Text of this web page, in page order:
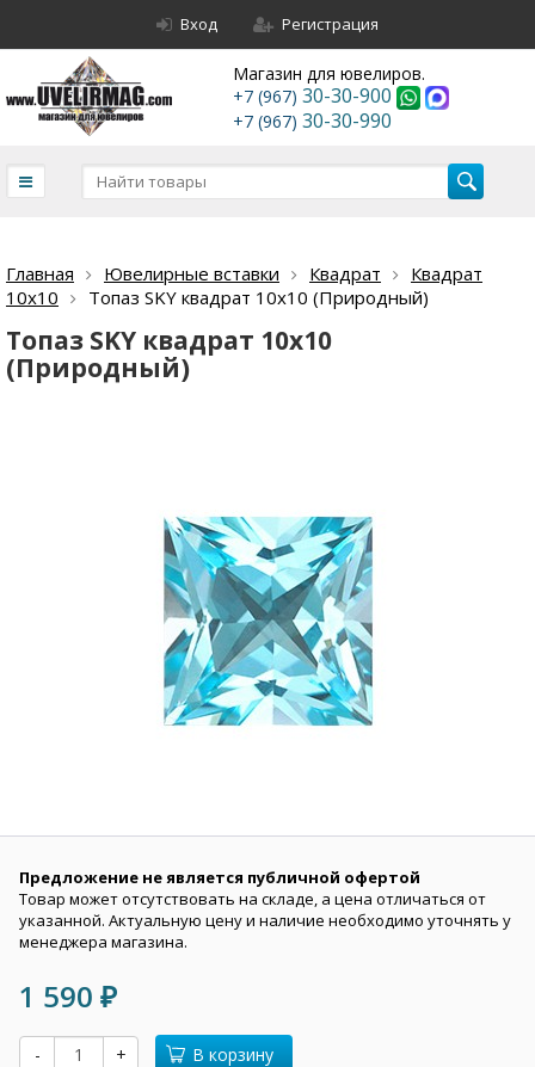
Вход Регистрация
Магазин для ювелиров.
+7 (967) 30-30-900
+7 (967) 30-30-990
Главная Ювелирные вставки Квадрат
Квадрат
10х10
Топаз SKY квадрат 10х10 (Природный)
Топаз SKY квадрат 10х10
(Природный)
Предложение не является публичной офертой
Товар может отсутствовать на складе, а цена отличаться от
указанной. Актуальную цену и наличие необходимо уточнять у
менеджера магазина.
1 590 ₽
- + В корзину